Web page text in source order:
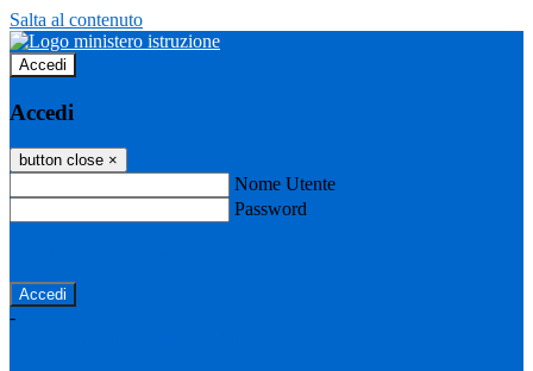
Salta al contenuto
Accedi
Accedi
button close ×
Nome Utente
Password
-